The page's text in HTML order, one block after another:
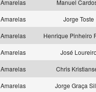
Amarelas
Manuel
Amarelas
Jorge Toste
Amarelas
Henrique Pinheiro
Amarelas
José
Amarelas
Chris
Amarelas
Jorge Graça